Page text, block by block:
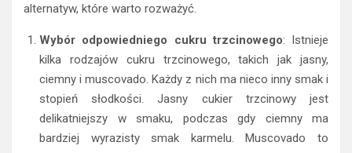
alternatyw, które warto rozważyć.
Wybór odpowiedniego cukru trzcinowego: Istnieje
kilka rodzajów cukru trzcinowego, takich jak jasny,
ciemny i muscovado. Każdy z nich ma nieco inny smak i
stopień słodkości. Jasny cukier trzcinowy jest
delikatniejszy w smaku, podczas gdy ciemny ma
bardziej wyrazisty smak karmelu. Muscovado to